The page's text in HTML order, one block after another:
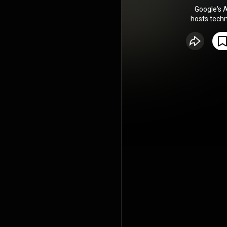
Google's
hosts
advertising
with